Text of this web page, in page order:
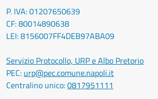
P. IVA: 01207650639
CF: 80014890638
LEI: 8156007FF4DEB97ABA09
Servizio Protocollo, URP e Albo Pretorio
PEC: urp@pec.comune.napoli.it
Centralino unico:0817951111